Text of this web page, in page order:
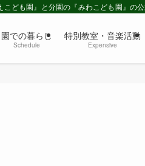
ども園』と分園の『みわこども園』の公
園での暮らし
Schedule
特別教室・音楽活動
Expensive